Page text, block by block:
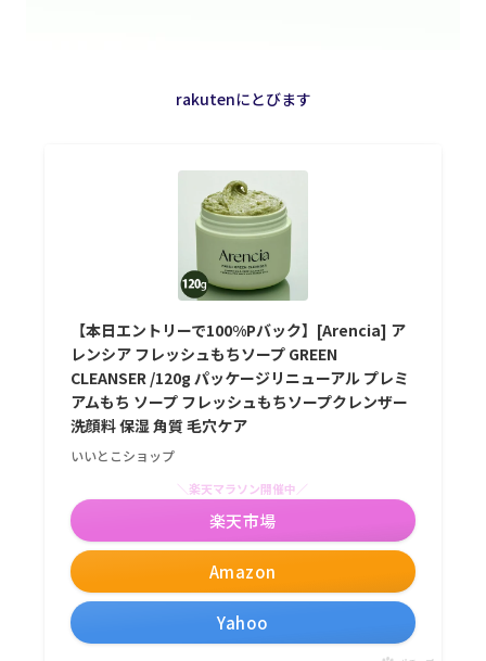
rakutenにとびます
【本日エントリーで100%Pバック】[Arencia] ア
レンシア フレッシュもちソープ GREEN
CLEANSER /120g パッケージリニューアル プレミ
アムもち ソープ フレッシュもちソープクレンザー
洗顔料 保湿 角質 毛穴ケア
いいとこショップ
Amazon
＼楽天マラソン開催中／
楽天市場
Yahoo